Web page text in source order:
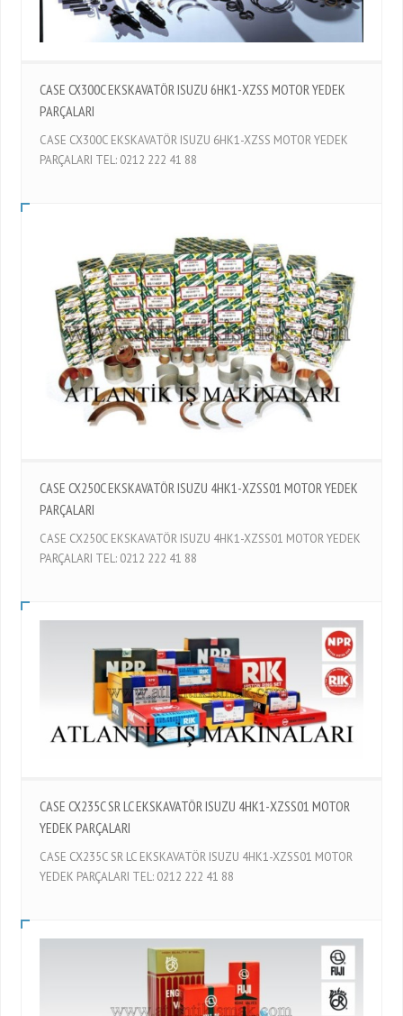
CASE CX300C EKSKAVATÖR ISUZU 6HK1-XZSS MOTOR YEDEK
PARÇALARI
CASE CX300C EKSKAVATÖR ISUZU 6HK1-XZSS MOTOR YEDEK
PARÇALARI TEL: 0212 222 41 88
CASE CX250C EKSKAVATÖR ISUZU 4HK1-XZSS01 MOTOR YEDEK
PARÇALARI
CASE CX250C EKSKAVATÖR ISUZU 4HK1-XZSS01 MOTOR YEDEK
PARÇALARI TEL: 0212 222 41 88
CASE CX235C SR LC EKSKAVATÖR ISUZU 4HK1-XZSS01 MOTOR
YEDEK PARÇALARI
CASE CX235C SR LC EKSKAVATÖR ISUZU 4HK1-XZSS01 MOTOR
YEDEK PARÇALARI TEL: 0212 222 41 88